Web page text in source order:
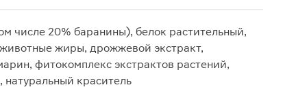
числе 20% баранины), белок растительный,
жиры, дрожжевой экстракт,
фитокомплекс экстрактов растений,
краситель